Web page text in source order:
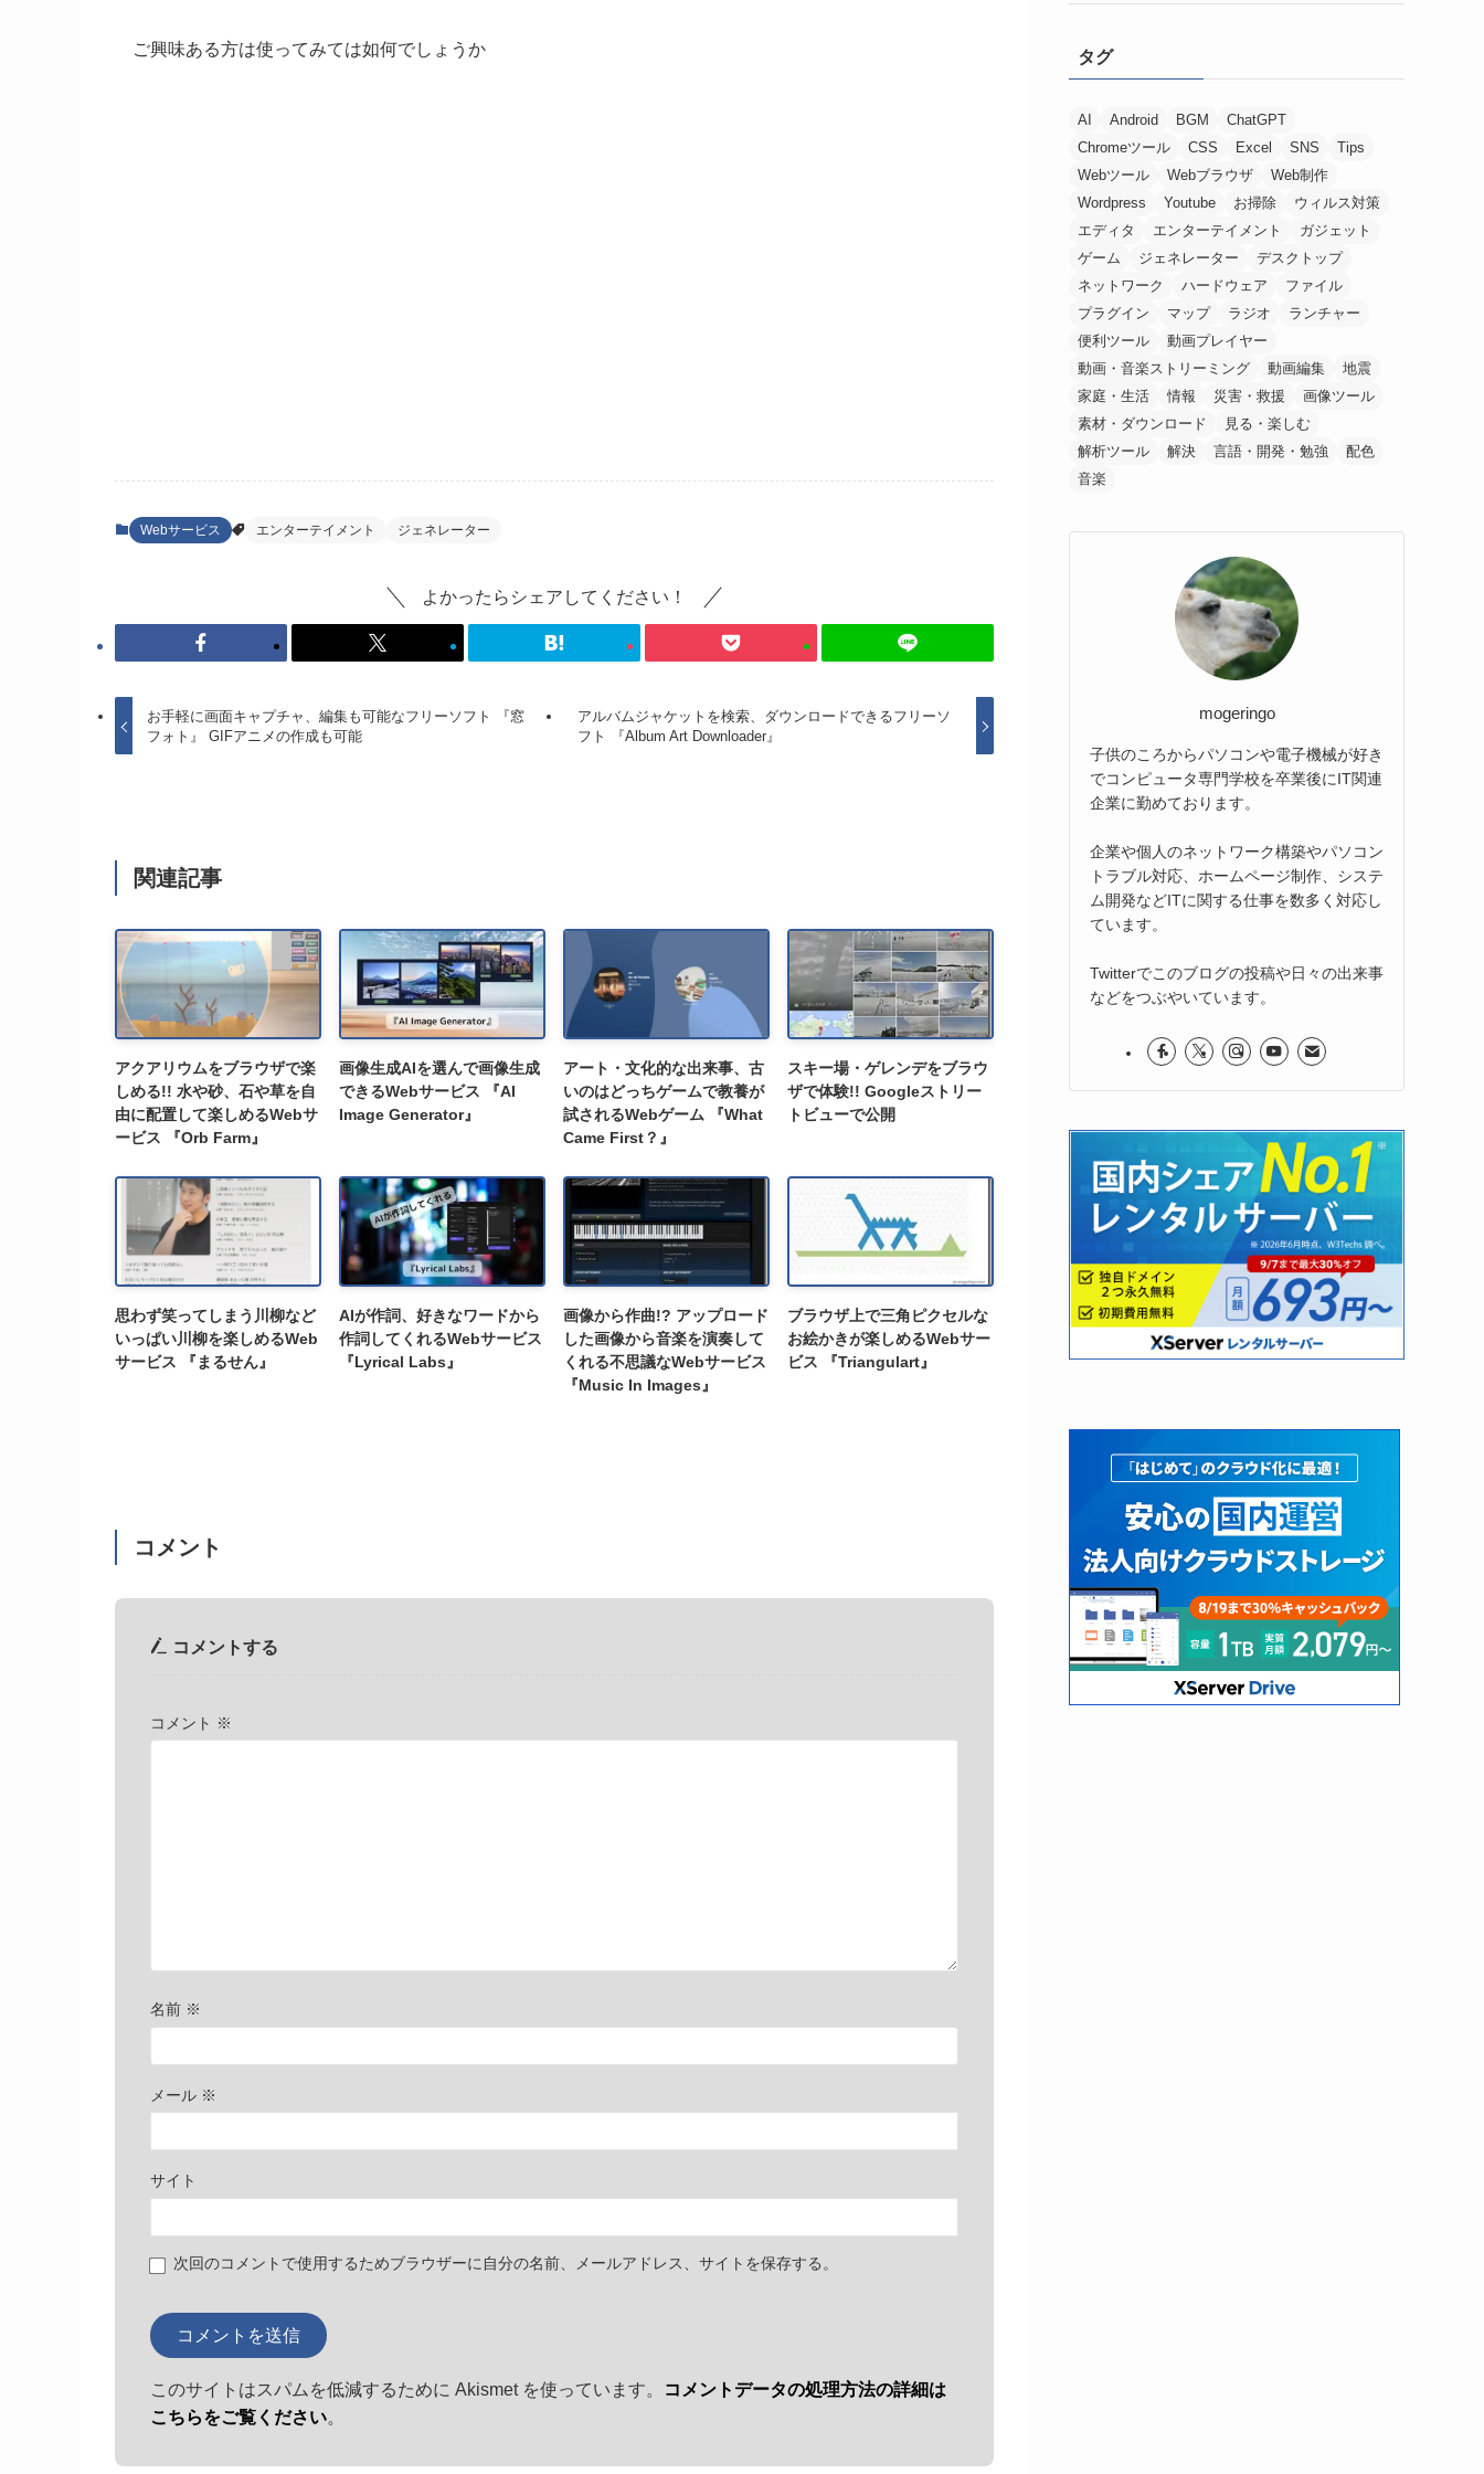
ご興味ある方は使ってみては如何でしょうか
Webサービス エンターテイメント ジェネレーター
よかったらシェアしてください！
お手軽に画面キャプチャ、編集も可能なフリーソフト 『窓
フォト』 GIFアニメの作成も可能
アルバムジャケットを検索、ダウンロードできるフリーソ
フト 『Album Art Downloader』
関連記事
アクアリウムをブラウザで楽
しめる!! 水や砂、石や草を自
由に配置して楽しめるWebサ
ービス 『Orb Farm』
画像生成AIを選んで画像生成
できるWebサービス 『AI
Image Generator』
アート・文化的な出来事、古
いのはどっちゲームで教養が
試されるWebゲーム 『What
Came First？』
スキー場・ゲレンデをブラウ
ザで体験!! Googleストリー
トビューで公開
思わず笑ってしまう川柳など
いっぱい川柳を楽しめるWeb
サービス 『まるせん』
AIが作詞、好きなワードから
作詞してくれるWebサービス
『Lyrical Labs』
画像から作曲!? アップロード
した画像から音楽を演奏して
くれる不思議なWebサービス
『Music In Images』
ブラウザ上で三角ピクセルな
お絵かきが楽しめるWebサー
ビス 『Triangulart』
コメント
コメントする
コメント ※
名前 ※
メール ※
サイト
次回のコメントで使用するためブラウザーに自分の名前、メールアドレス、サイトを保存する。
このサイトはスパムを低減するために Akismet を使っています。
コメントデータの処理方法の詳細は
こちらをご覧ください。
タグ
AI Android BGM
ChatGPT
Chromeツール
CSS Excel SNS
Tips
Webツール
Webブラウザ
Web制作
Wordpress
Youtube お掃除
ウィルス対策
エディタ
エンターテイメント
ガジェット
ゲーム
ジェネレーター
デスクトップ
ネットワーク
ハードウェア
ファイル
プラグイン
マップ ラジオ
ランチャー
便利ツール
動画プレイヤー
動画・音楽ストリーミング
動画編集
地震
家庭・生活
情報 災害・救援
画像ツール
素材・ダウンロード
見る・楽しむ
解析ツール
解決 言語・開発・勉強
配色
音楽
mogeringo
子供のころからパソコンや電子機械が好き
でコンピュータ専門学校を卒業後にIT関連
企業に勤めております。
企業や個人のネットワーク構築やパソコン
トラブル対応、ホームページ制作、システ
ム開発などITに関する仕事を数多く対応し
ています。
Twitterでこのブログの投稿や日々の出来事
などをつぶやいています。